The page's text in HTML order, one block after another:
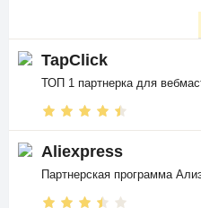
TapClick
ТОП 1 партнерка для
Aliexpress